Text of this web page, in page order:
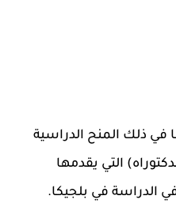
في ذلك المنح الدراسية
التي يقدمها
الدراسة في بلجيكا.